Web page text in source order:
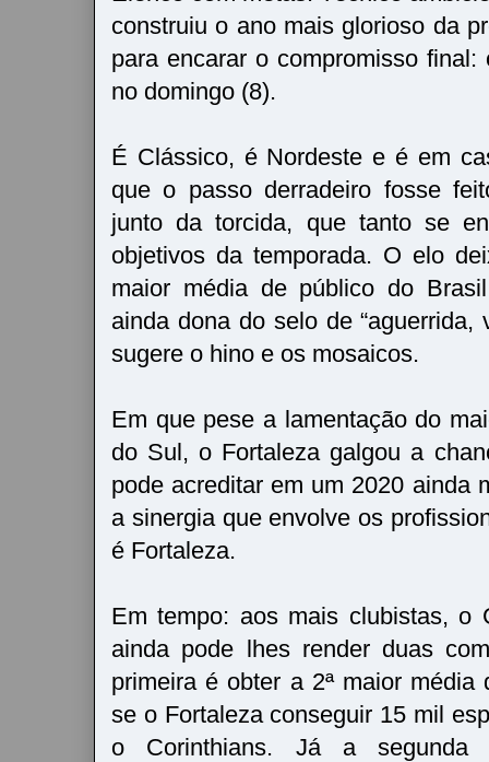
construiu o ano mais glorioso da
para encarar o compromisso
no domingo (8).
É Clássico, é Nordeste e é em
que o passo derradeiro fosse
junto da torcida, que tanto se
objetivos da temporada. O elo
maior média de público do
ainda dona do selo de “aguerrida,
sugere o hino e os mosaicos.
Em que pese a lamentação do
do Sul, o Fortaleza galgou a
pode acreditar em um 2020 ainda
a sinergia que envolve os
é Fortaleza.
Em tempo: aos mais clubistas, o
ainda pode lhes render duas
primeira é obter a 2ª maior
se o Fortaleza conseguir 15 mil
o Corinthians. Já a